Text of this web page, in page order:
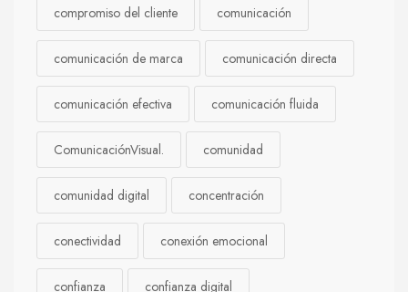
compromiso del cliente comunicación
comunicación de marca comunicación directa
comunicación efectiva comunicación fluida
ComunicaciónVisual. comunidad
comunidad digital concentración
conectividad conexión emocional
confianza confianza digital